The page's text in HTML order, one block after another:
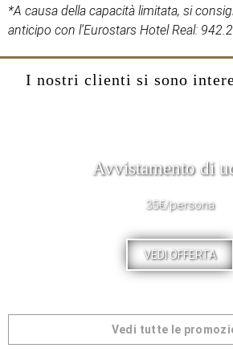
*A causa della capacità limitata, si
anticipo con l'Eurostars Hotel Real:
I nostri clienti si sono
Avvistamento di
35€/persona
VEDI OFFERTA
Vedi tutte le